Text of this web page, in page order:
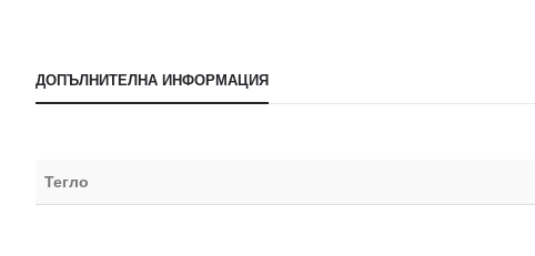
ДОПЪЛНИТЕЛНА ИНФОРМАЦИЯ
Тегло